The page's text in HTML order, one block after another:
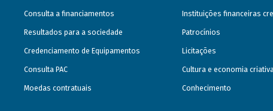
Consulta a financiamentos
Resultados para a sociedade
Credenciamento de Equipamentos
Consulta PAC
Moedas contratuais
Instituições financeiras
Patrocínios
Licitações
Cultura e economia
Conhecimento